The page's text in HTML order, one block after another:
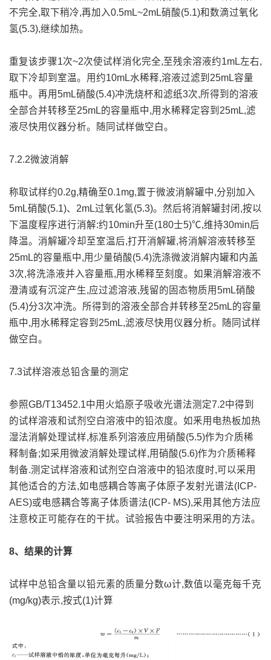
不完全,取下稍冷,再加入0.5mL~2mL硝酸(5.1)和数滴过氧化
氢(5.3),继续加热。
重复该步骤1次~2次使试样消化完全,至残余溶液约1mL左右,
取下冷却到室温。用约10mL水稀释,溶液过滤到25mL容量
瓶中。再用5mL硝酸(5.4)冲洗烧杯和滤纸3次,所得到的溶液
全部合并转移至25mL的容量瓶中,用水稀释定容到25mL,滤
液尽快用仪器分析。随同试样做空白。
7.2.2微波消解
称取试样约0.2g,精确至0.1mg,置于微波消解罐中,分别加入
5mL硝酸(5.1)、2mL过氧化氢(5.3)。然后将消解罐封闭,按以
下温度程序进行消解:约10min升至(180士5)℃,维持30min后
降温。消解罐冷却至室温后,打开消解罐,将消解溶液转移至
25mL的容量瓶中,用少量硝酸(5.4)洗涤微波消解内罐和内盖
3次,将洗涤液并入容量瓶,用水稀释至刻度。如果消解溶液不
澄清或有沉淀产生,应过滤溶液,残留的固态物质用5mL硝酸
(5.4)分3次冲洗。所得到的溶液全部合并转移至25mL的容量
瓶中,用水稀释定容到25mL,滤液尽快用仪器分析。随同试样
做空白。
7.3试样溶液总铅含量的测定
参照GB/T13452.1中用火焰原子吸收光谱法测定7.2中得到
的试样溶液和试剂空白溶液中的铅浓度。如釆用电热板加热
湿法消解处理试样,标准系列溶液应用硝酸(5.5)作为介质稀
释制备;如采用微波消解处理试样,用硝酸(5.6)作为介质稀释
制备.测定试样溶液和试剂空白溶液中的铅浓度时,可以采用
其他适合的方法,如电感耦合等离子体原子发射光谱法(ICP-
AES)或电感耦合等离子体质谱法(ICP- MS),采用其他方法应
注意校正可能存在的干扰。试验报告中要注明采用的方法。
8、结果的计算
试样中总铅含量以铅元素的质量分数ω计,数值以毫克每千克
(mg/kg)表示,按式(1)计算